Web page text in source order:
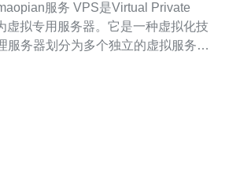
是Virtual Private
虚拟专用服务器。它是一种虚拟化技
服务器划分为多个独立的虚拟服务
活和安全，适合需要更高性能和独立